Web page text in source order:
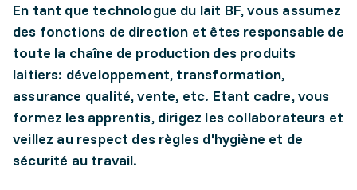
En tant que technologue du lait BF, vous assumez
des fonctions de direction et êtes responsable de
toute la chaîne de production des produits
laitiers: développement, transformation,
assurance qualité, vente, etc. Etant cadre, vous
formez les apprentis, dirigez les collaborateurs et
veillez au respect des règles d'hygiène et de
sécurité au travail.